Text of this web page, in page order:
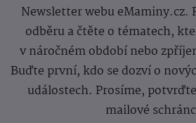
Newsletter webu eMaminy.cz.
odběru a čtěte o tématech,
v náročném období nebo
Buďte první, kdo se dozví o
událostech. Prosíme,
mailové